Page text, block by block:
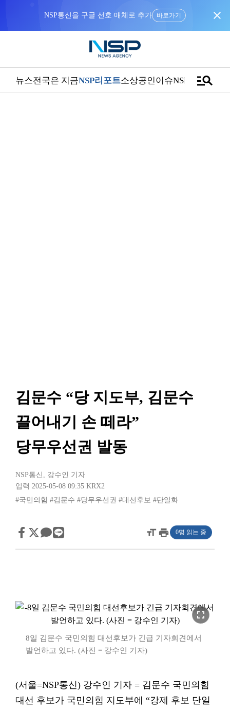
NSP통신을 구글 선호 매체로 추가 바로가기 close
뉴스전국은 지금NSP리포트소상공인이슈NSPTVmanage_search
김문수 “당 지도부, 김문수
끌어내기 손 떼라”
당무우선권 발동
NSP통신 , 강수인 기자
입력 2025-05-08 09:35 KRX2
#국민의힘 #김문수 #당무우선권 #대선후보 #단일화
format_sizeprint 0명 읽는 중
fullscreen
8일 김문수 국민의힘 대선후보가 긴급 기자회견에서
발언하고 있다. (사진 = 강수인 기자)
(서울=NSP통신) 강수인 기자 = 김문수 국민의힘
대선 후보가 국민의힘 지도부에 “강제 후보 단일